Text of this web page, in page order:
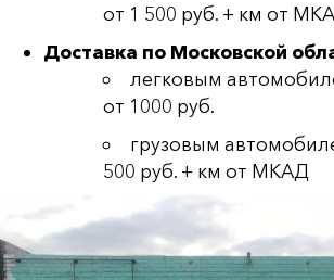
от 1 500 руб. + км от
Доставка по Московской
легковым
от 1000 руб.
грузовым
500 руб. + км от МКАД